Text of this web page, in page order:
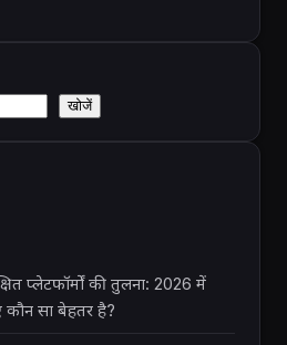
खोजें
प्लेटफॉर्मों की तुलना: 2026 में
कौन सा बेहतर है?